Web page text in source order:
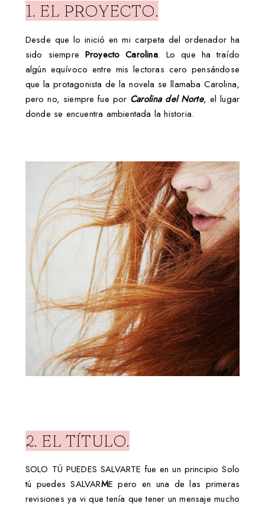
1. EL PROYECTO.
Desde que lo inició en mi carpeta del ordenador ha
sido siempre Proyecto Carolina. Lo que ha traído
algún equívoco entre mis lectoras cero pensándose
que la protagonista de la novela se llamaba Carolina,
pero no, siempre fue por Carolina del Norte, el lugar
donde se encuentra ambientada la historia.
2. EL TÍTULO.
SOLO TÚ PUEDES SALVARTE fue en un principio Solo
tú puedes SALVARME pero en una de las primeras
revisiones ya vi que tenía que tener un mensaje mucho